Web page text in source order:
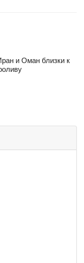
и Оман близки к